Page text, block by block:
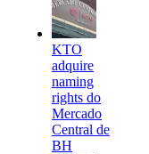
KTO
adquire
naming
rights do
Mercado
Central de
BH